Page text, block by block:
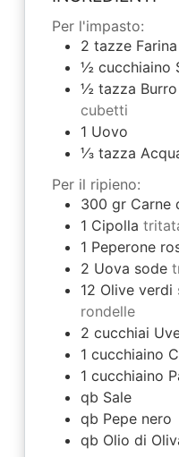
Per l'impasto:
2 tazze Farina
½ cucchiaino
½ tazza Burro
cubetti
1 Uovo
⅓ tazza
Per il ripieno:
300 gr Carne
1 Cipolla
1 Peperone
2 Uova sode
12 Olive verdi
rondelle
2 cucchiai
1 cucchiaino
1 cucchiaino
qb Sale
qb Pepe nero
qb Olio di